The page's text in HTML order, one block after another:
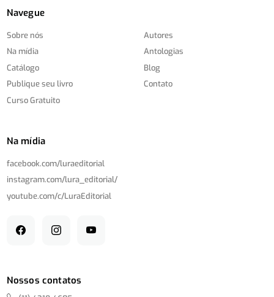
Navegue
Sobre nós
Na mídia
Catálogo
Publique seu livro
Curso Gratuito
Autores
Antologias
Blog
Contato
Na mídia
facebook.com/luraeditorial
instagram.com/lura_editorial/
youtube.com/c/LuraEditorial
Nossos contatos